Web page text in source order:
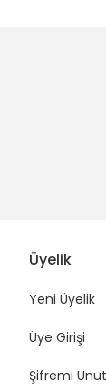
Üyelik
Yeni Üyelik
Üye Girişi
Şifremi